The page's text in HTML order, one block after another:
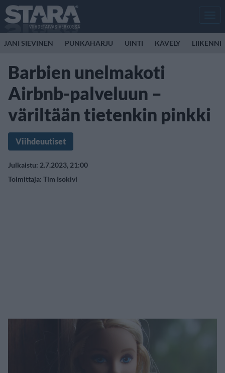
JANI SIEVINEN PUNKAHARJU UINTI KÄVELY LIIKENNE
Barbien unelmakoti
Airbnb-palveluun –
väriltään tietenkin pinkki
Viihdeuutiset
Julkaistu: 2.7.2023, 21:00
Toimittaja: Tim Isokivi